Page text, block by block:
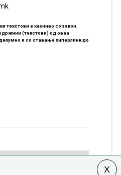
текстови е казниво со закон.
(текстови) од оваа
и со ставање хиперлинк до